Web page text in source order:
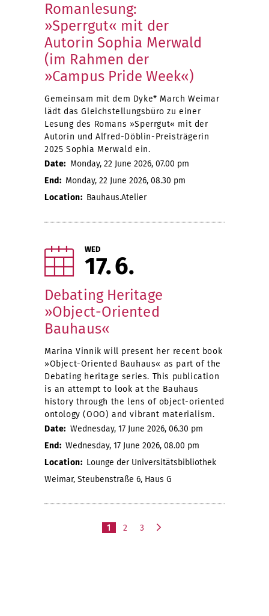
Romanlesung:
»Sperrgut« mit der
Autorin Sophia Merwald
(im Rahmen der
»Campus Pride Week«)
Gemeinsam mit dem Dyke* March Weimar
lädt das Gleichstellungsbüro zu einer
Lesung des Romans »Sperrgut« mit der
Autorin und Alfred-Döblin-Preisträgerin
2025 Sophia Merwald ein.
Date: Monday, 22 June 2026, 07.00 pm
End: Monday, 22 June 2026, 08.30 pm
Location: Bauhaus.Atelier
WED
17 6
Debating Heritage
»Object-Oriented
Bauhaus«
Marina Vinnik will present her recent book
»Object-Oriented Bauhaus« as part of the
Debating heritage series. This publication
is an attempt to look at the Bauhaus
history through the lens of object-oriented
ontology (OOO) and vibrant materialism.
Date: Wednesday, 17 June 2026, 06.30 pm
End: Wednesday, 17 June 2026, 08.00 pm
Location: Lounge der Universitätsbibliothek
Weimar, Steubenstraße 6, Haus G
1 2
3